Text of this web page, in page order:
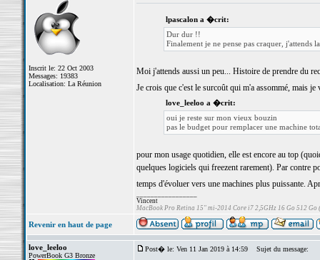
Inscrit le: 22 Oct 2003
Messages: 19383
Localisation: La Réunion
lpascalon a �crit:
Dur dur !!
Finalement je ne pense pas craquer, j'attends
Moi j'attends aussi un peu... Histoire de prendre du
Je crois que c'est le surcoût qui m'a assommé, mais
love_leeloo a �crit:
oui je reste sur mon vieux bouzin
pas le budget pour remplacer une machine
pour mon usage quotidien, elle est encore au top
quelques logiciels qui freezent rarement). Par contre
temps d'évoluer vers une machines plus puissante.
Vincent
MacBook Pro Retina 15" mi-2014 Core i7 2,5GHz 16 Go 512 Go
Revenir en haut de page
love_leeloo
PowerBook G3 Bronze
Post� le: Ven 11 Jan 2019 à 14:59 Sujet du message: